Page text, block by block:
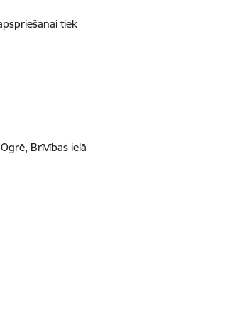
tiek
Brīvības ielā